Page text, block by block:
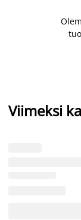
Viimeksi